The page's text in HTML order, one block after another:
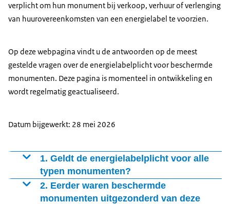
verplicht om hun monument bij verkoop, verhuur of verlenging
van huurovereenkomsten van een energielabel te voorzien.
Op deze webpagina vindt u de antwoorden op de meest
gestelde vragen over de energielabelplicht voor beschermde
monumenten. Deze pagina is momenteel in ontwikkeling en
wordt regelmatig geactualiseerd.
Datum bijgewerkt: 28 mei 2026
1. Geldt de energielabelplicht voor alle
typen monumenten?
De energielabelplicht geldt voor alle beschermde
monumenten. Er zijn echter uitzonderingen die gelden
2. Eerder waren beschermde
monumenten uitgezonderd van deze